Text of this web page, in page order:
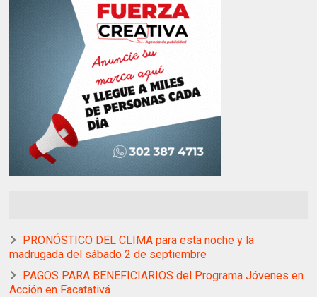
PRONÓSTICO DEL CLIMA para esta noche y la
madrugada del sábado 2 de septiembre
PAGOS PARA BENEFICIARIOS del Programa Jóvenes en
Acción en Facatativá